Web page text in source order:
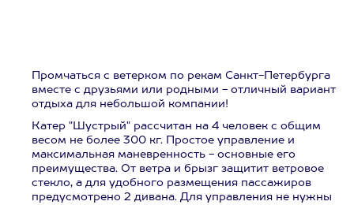
Промчаться с ветерком по рекам Санкт-Петербурга
вместе с друзьями или родными - отличный вариант
отдыха для небольшой компании!
Катер "Шустрый" рассчитан на 4 человек с общим
весом не более 300 кг. Простое управление и
максимальная маневренность - основные его
преимущества. От ветра и брызг защитит ветровое
стекло, а для удобного размещения пассажиров
предусмотрено 2 дивана. Для управления не нужны